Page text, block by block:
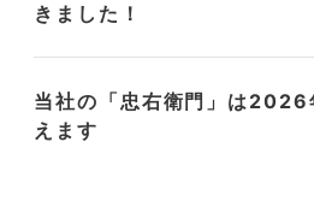
きました！
当社の「忠右衛門」は2026
えます